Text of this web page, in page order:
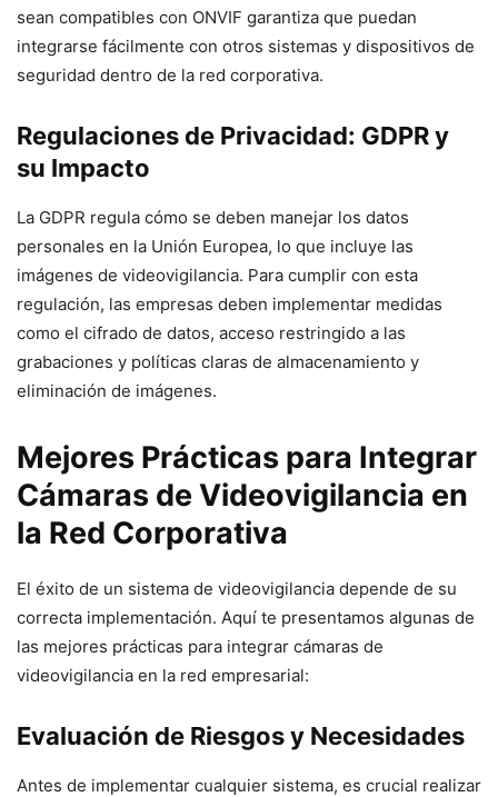
sean compatibles con ONVIF garantiza que puedan
integrarse fácilmente con otros sistemas y dispositivos de
seguridad dentro de la red corporativa.
Regulaciones de Privacidad: GDPR y
su Impacto
La GDPR regula cómo se deben manejar los datos
personales en la Unión Europea, lo que incluye las
imágenes de videovigilancia. Para cumplir con esta
regulación, las empresas deben implementar medidas
como el cifrado de datos, acceso restringido a las
grabaciones y políticas claras de almacenamiento y
eliminación de imágenes.
Mejores Prácticas para Integrar
Cámaras de Videovigilancia en
la Red Corporativa
El éxito de un sistema de videovigilancia depende de su
correcta implementación. Aquí te presentamos algunas de
las mejores prácticas para integrar cámaras de
videovigilancia en la red empresarial:
Evaluación de Riesgos y Necesidades
Antes de implementar cualquier sistema, es crucial realizar